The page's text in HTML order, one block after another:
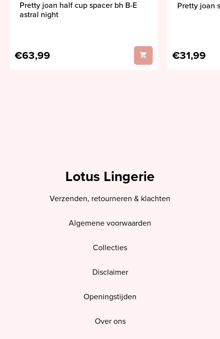
Pretty joan half cup spacer bh B-E
astral night
€63,99
Pretty joan
€31,99
Lotus Lingerie
Verzenden, retourneren & klachten
Algemene voorwaarden
Collecties
Disclaimer
Openingstijden
Over ons